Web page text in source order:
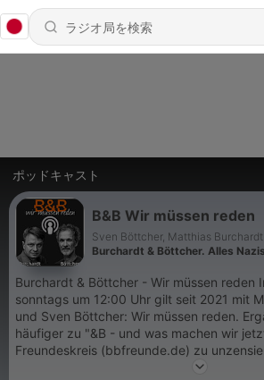
ポッドキャスト
B&B Wir müssen reden
Sven Böttcher, Matthias Burchardt
Burchardt & Böttcher. Alles
Burchardt & Böttcher - Wir müssen reden Immer wieder
sonntags um 12:00 Uhr gilt seit 2021 mit
und Sven Böttcher: Wir müssen reden.
häufiger zu "&B - und was machen wir
Freundeskreis (bbfreunde.de) zu
("Töpferkurse") und "B zur Sache!". Unsere Gespräche laufen